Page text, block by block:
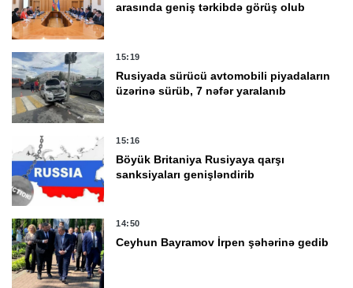
arasında geniş tərkibdə görüş olub
15:19
Rusiyada sürücü avtomobili piyadaların
üzərinə sürüb, 7 nəfər yaralanıb
15:16
Böyük Britaniya Rusiyaya qarşı
sanksiyaları genişləndirib
14:50
Ceyhun Bayramov İrpen şəhərinə gedib